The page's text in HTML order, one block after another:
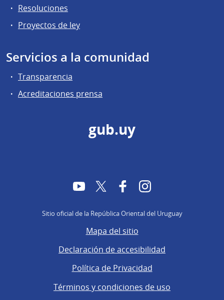
Resoluciones
Proyectos de ley
Servicios a la comunidad
Transparencia
Acreditaciones prensa
gub.uy
YouTubeTwitter FacebookInstagram
Sitio oficial de la República Oriental del Uruguay
Mapa del sitio
Declaración de accesibilidad
Política de Privacidad
Términos y condiciones de uso